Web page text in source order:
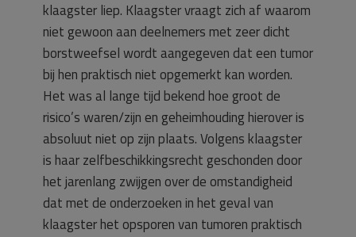
klaagster liep. Klaagster vraagt zich af waarom
niet gewoon aan deelnemers met zeer dicht
borstweefsel wordt aangegeven dat een tumor
bij hen praktisch niet opgemerkt kan worden.
Het was al lange tijd bekend hoe groot de
risico’s waren/zijn en geheimhouding hierover is
absoluut niet op zijn plaats. Volgens klaagster
is haar zelfbeschikkingsrecht geschonden door
het jarenlang zwijgen over de omstandigheid
dat met de onderzoeken in het geval van
klaagster het opsporen van tumoren praktisch